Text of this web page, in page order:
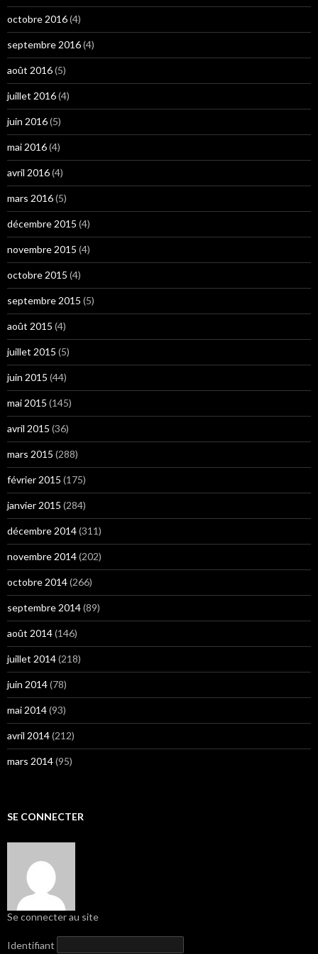
octobre 2016(4)
septembre 2016(4)
août 2016(5)
juillet 2016(4)
juin 2016(5)
mai 2016(4)
avril 2016(4)
mars 2016(5)
décembre 2015 (4)
novembre 2015 (4)
octobre 2015 (4)
septembre 2015 (5)
août 2015 (4)
juillet 2015 (5)
juin 2015 (44)
mai 2015 (145)
avril 2015 (36)
mars 2015 (288)
février 2015 (175)
janvier 2015 (284)
décembre 2014(311)
novembre 2014(202)
octobre 2014(266)
septembre 2014(89)
août 2014(146)
juillet 2014(218)
juin 2014(78)
mai 2014(93)
avril 2014(212)
mars 2014(95)
SE CONNECTER
Se connecter au site
Identifiant